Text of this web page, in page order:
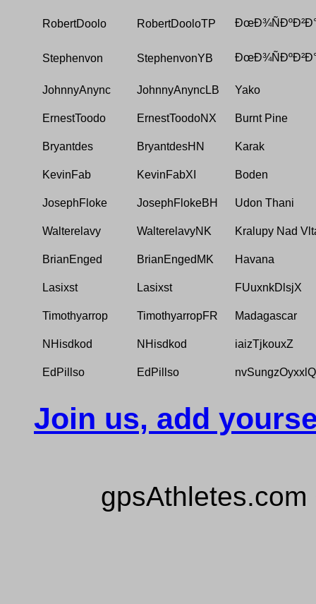
RobertDoolo RobertDooloTP
Stephenvon StephenvonYB
JohnnyAnync JohnnyAnyncLB Yako
ErnestToodo ErnestToodoNX Burnt Pine
Bryantdes BryantdesHN Karak
KevinFab KevinFabXI Boden
JosephFloke JosephFlokeBH Udon Thani
Walterelavy WalterelavyNK Kralupy Nad
BrianEnged BrianEngedMK Havana
Lasixst Lasixst FUuxnkDlsjX
Timothyarrop TimothyarropFR Madagascar
NHisdkod NHisdkod iaizTjkouxZ
EdPillso EdPillso
Join us, add